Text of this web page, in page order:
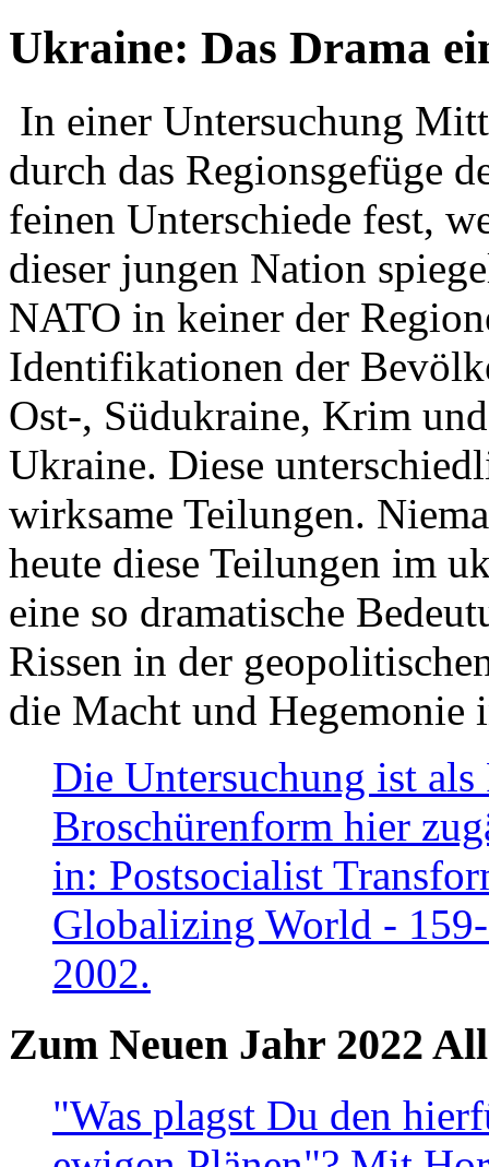
Ukraine: Das Drama
In einer Untersuchung
durch das Regionsgefüge
feinen Unterschiede fest,
dieser jungen Nation
NATO in keiner der
Identifikationen der
Ost-, Südukraine, Krim
Ukraine. Diese
wirksame Teilungen.
heute diese Teilungen im
eine so dramatische
Rissen in der
die Macht und Hegemonie
Die Untersuchung ist
Broschürenform hier
in: Postsocialist
Globalizing World -
2002.
Zum Neuen Jahr 2022
"Was plagst Du den